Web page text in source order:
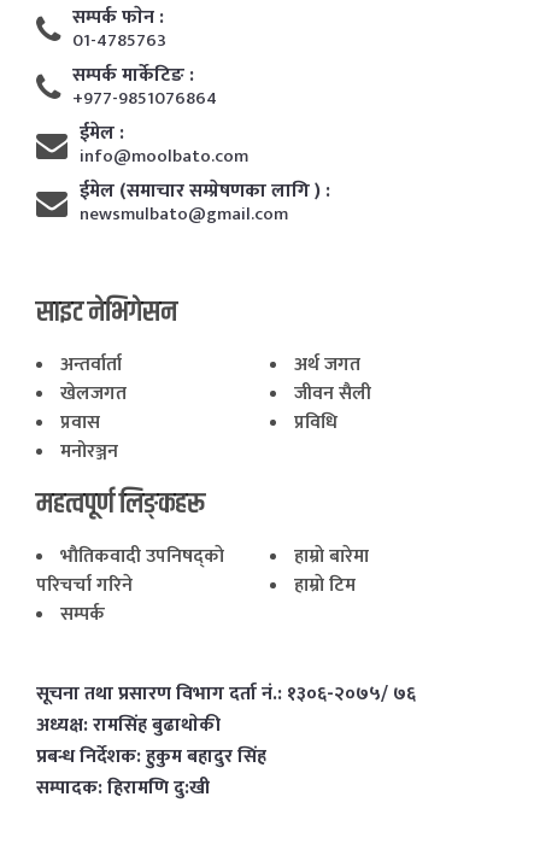
सम्पर्क फाेन :
01-4785763
सम्पर्क मार्केटिङ :
+977-9851076864
ईमेल :
info@moolbato.com
ईमेल (समाचार सम्प्रेषणका लागि ) :
newsmulbato@gmail.com
साइट नेभिगेसन
अन्तर्वार्ता
अर्थ जगत
खेलजगत
जीवन सैली
प्रवास
प्रविधि
मनोरञ्जन
महत्वपूर्ण लिङ्कहरू
भाैतिकवादी उपनिषद्काे
परिचर्चा गरिने
हाम्राे बारेमा
हाम्राे टिम
सम्पर्क
सूचना तथा प्रसारण विभाग दर्ता नं.: १३०६-२०७५/ ७६
अध्यक्ष: रामसिंह बुढाथाेकी
प्रबन्ध निर्देशक: हुकुम बहादुर सिंह
सम्पादक: हिरामणि दु:खी